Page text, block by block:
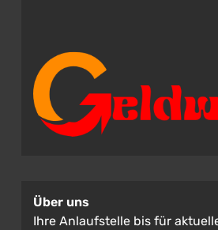
Über uns
Ihre Anlaufstelle bis für